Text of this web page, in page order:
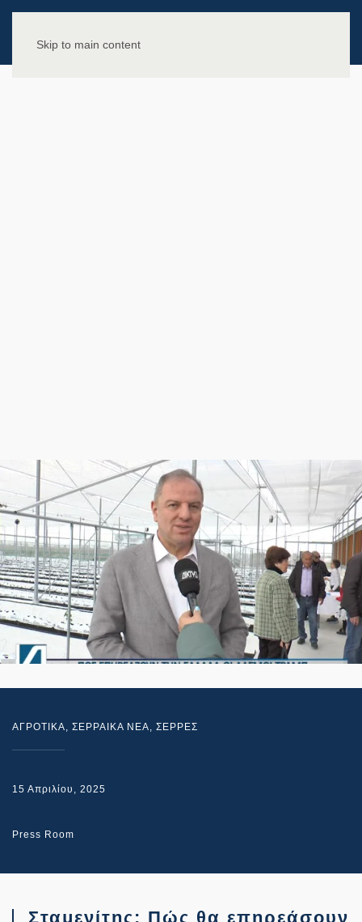
Skip to main content
ΑΓΡΟΤΙΚΑ, ΣΕΡΡΑΙΚΑ ΝΕΑ, ΣΕΡΡΕΣ
15 Απριλίου, 2025
Press Room
Σταμενίτης: Πώς θα επηρεάσουν